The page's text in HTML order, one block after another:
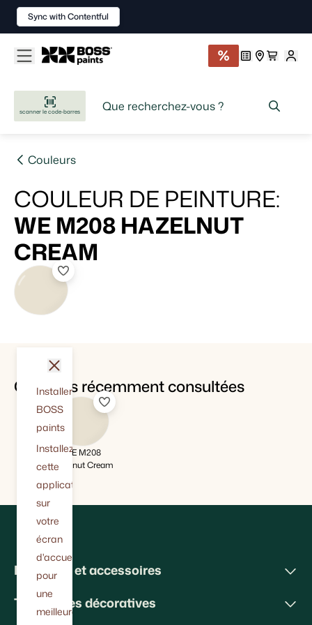
scanner le code-barres
Couleurs
COULEUR DE PEINTURE:
WE M208 HAZELNUT
CREAM
Couleurs récemment consultées
WE M208
Hazelnut Cream
Peintures et accessoires
Techniques décoratives
Installer
BOSS
paints
Installez
cette
application
sur
votre
écran
d'accueil
pour
une
meilleure
fermer
Sync with Contentful